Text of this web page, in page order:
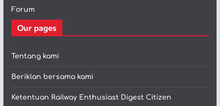
Forum
Our pages
Tentang kami
Beriklan bersama kami
Ketentuan Railway Enthusiast Digest Citizen